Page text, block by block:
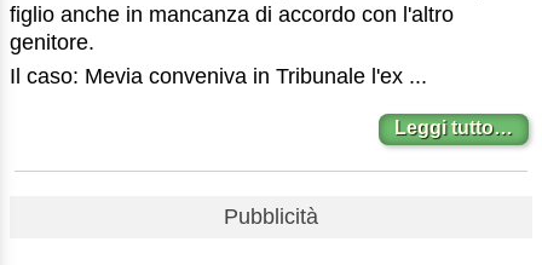
figlio anche in mancanza di accordo con l'altro
genitore.
Il caso: Mevia conveniva in Tribunale l'ex ...
Leggi tutto…
Pubblicità